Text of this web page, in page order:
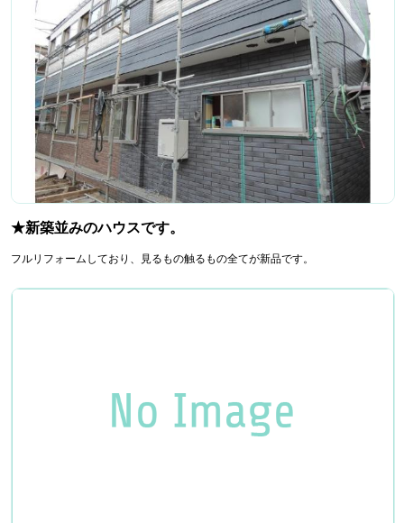
★新築並みのハウスです。
フルリフォームしており、見るもの触るもの全てが新品です。